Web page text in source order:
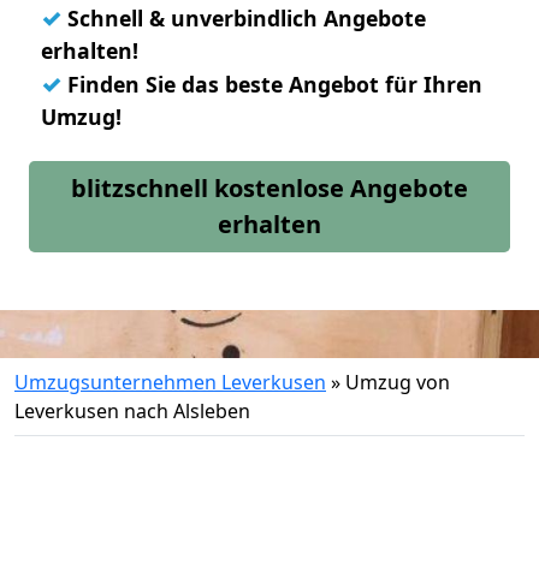
✓ Schnell & unverbindlich Angebote
erhalten!
✓ Finden Sie das beste Angebot für Ihren
Umzug!
blitzschnell kostenlose Angebote
erhalten
Umzugsunternehmen Leverkusen » Umzug von
Leverkusen nach Alsleben